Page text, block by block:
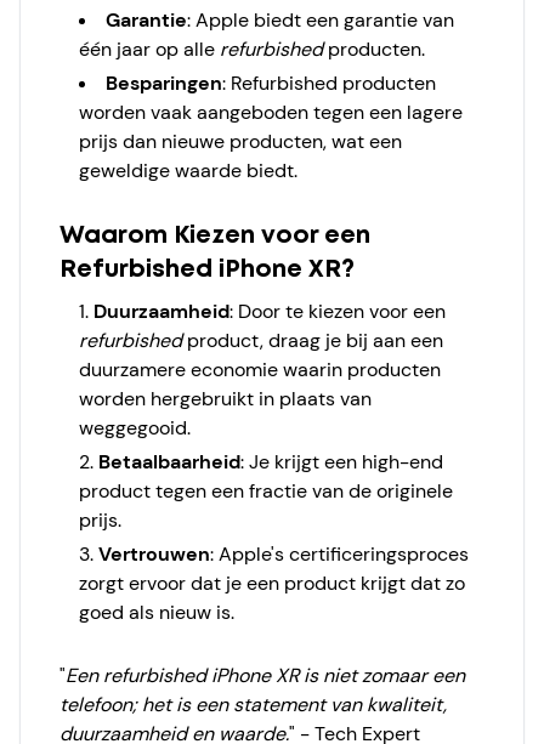
Garantie:Apple biedt een garantie van
één jaar op alle refurbishedproducten.
Besparingen: Refurbished producten
worden vaak aangeboden tegen een lagere
prijs dan nieuwe producten, wat een
geweldige waarde biedt.
Waarom Kiezen voor een
Refurbished iPhone XR?
Duurzaamheid: Door te kiezen voor een
refurbishedproduct, draag je bij aan een
duurzamere economie waarin producten
worden hergebruikt in plaats van
weggegooid.
Betaalbaarheid:Je krijgt een high-end
product tegen een fractie van de originele
prijs.
Vertrouwen:Apple's certificeringsproces
zorgt ervoor dat je een product krijgt dat zo
goed als nieuw is.
"Een refurbished iPhone XR is niet zomaar een
telefoon; het is een statement van kwaliteit,
duurzaamheid en waarde." - Tech Expert